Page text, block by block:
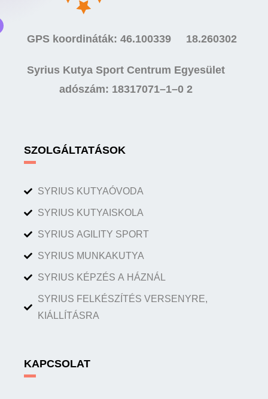
GPS koordináták: 46.100339 18.260302
Syrius Kutya Sport Centrum Egyesület
adószám: 18317071–1–0 2
SZOLGÁLTATÁSOK
SYRIUS KUTYAÓVODA
SYRIUS KUTYAISKOLA
SYRIUS AGILITY SPORT
SYRIUS MUNKAKUTYA
SYRIUS KÉPZÉS A HÁZNÁL
SYRIUS FELKÉSZÍTÉS VERSENYRE,
KIÁLLÍTÁSRA
KAPCSOLAT